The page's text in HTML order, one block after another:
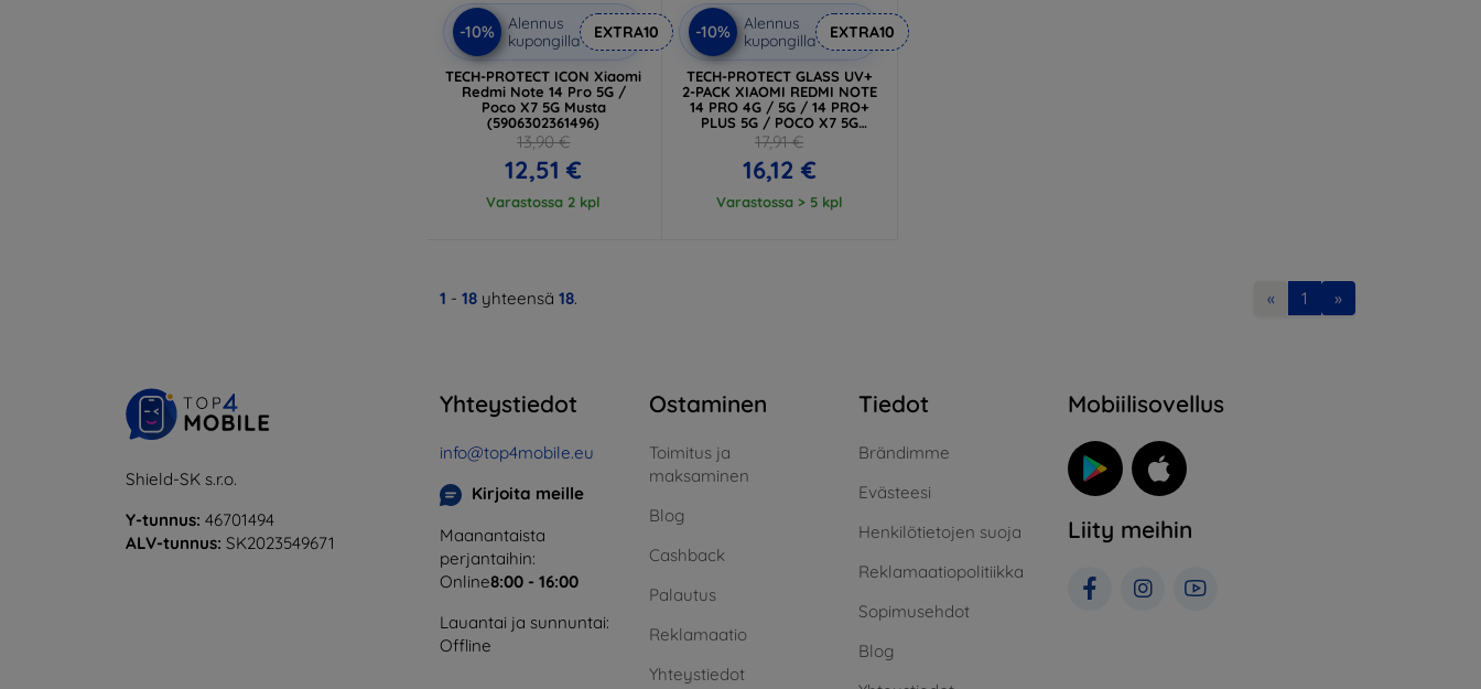
-10%
Alennus
kupongilla
EXTRA10
TECH-PROTECT ICON Xiaomi
Redmi Note 14 Pro 5G /
Poco X7 5G Musta
(5906302361496)
13,90 €
12,51 €
Varastossa 2 kpl
-10%
Alennus
kupongilla
EXTRA10
TECH-PROTECT GLASS UV+
2-PACK XIAOMI REDMI NOTE
14 PRO 4G / 5G / 14 PRO+
PLUS 5G / POCO X7 5G
KIRKAS (5906302361410)
17,91 €
16,12 €
Varastossa > 5 kpl
1 - 18 yhteensä 18. « 1 »
Shield-SK s.r.o.
Y-tunnus: 46701494
ALV-tunnus: SK2023549671
Yhteystiedot
info@top4mobile.eu
Kirjoita meille
Maanantaista
perjantaihin:
Online8:00 - 16:00
Lauantai ja sunnuntai:
Offline
Ostaminen
Toimitus ja
maksaminen
Blog
Cashback
Palautus
Reklamaatio
Yhteystiedot
Tiedot
Brändimme
Evästeesi
Henkilötietojen suoja
Reklamaatiopolitiikka
Sopimusehdot
Blog
Mobiilisovellus
Liity meihin